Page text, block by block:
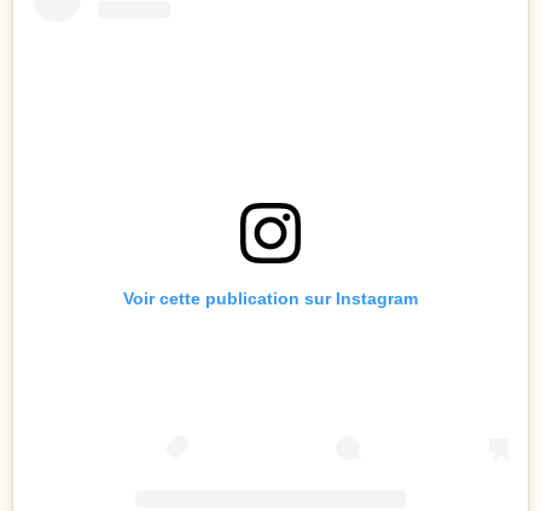
Voir cette publication sur Instagram